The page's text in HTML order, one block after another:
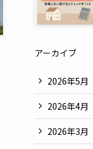
アーカイブ
2026年5月
2026年4月
2026年3月